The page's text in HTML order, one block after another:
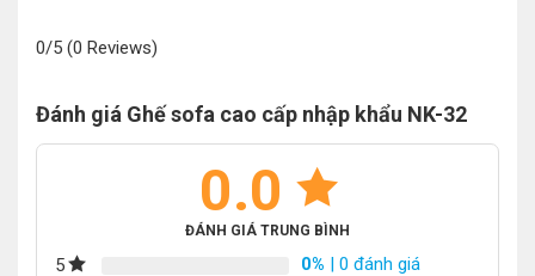
0/5 (0 Reviews)
Đánh giá Ghế sofa cao cấp nhập khẩu NK-32
0.0
ĐÁNH GIÁ TRUNG BÌNH
5 0% | 0 đánh giá